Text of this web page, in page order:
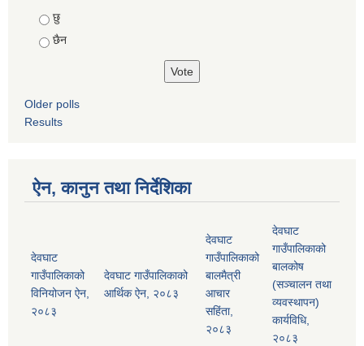
Choices
छु
छैन
Older polls
Results
ऐन, कानुन तथा निर्देशिका
देवघाट
गाउँपालिकाको
विनियोजन ऐन,
२०८३
देवघाट गाउँपालिकाको
आर्थिक ऐन, २०८३
देवघाट
गाउँपालिकाको
बालमैत्री
आचार
सहिंता,
२०८३
देवघाट
गाउँपालिकाको
बालकोष
(सञ्चालन तथा
व्यवस्थापन)
कार्यविधि,
२०८३